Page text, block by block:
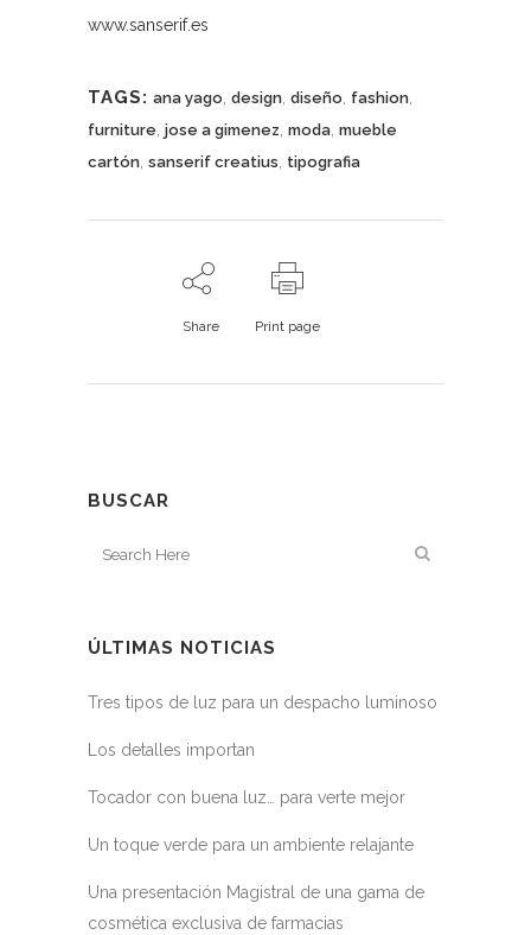
www.sanserif.es
TAGS: ana yago design diseño fashion
furniture jose a gimenez moda mueble
cartón sanserif creatius tipografia
Share Print page
BUSCAR
ÚLTIMAS NOTICIAS
Tres tipos de luz para un despacho luminoso
Los detalles importan
Tocador con buena luz… para verte mejor
Un toque verde para un ambiente relajante
Una presentación Magistral de una gama de
cosmética exclusiva de farmacias